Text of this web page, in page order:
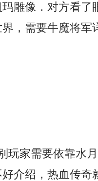
雕像．对方看了
，需要牛魔将军
玩家需要依靠水
介绍，热血传奇